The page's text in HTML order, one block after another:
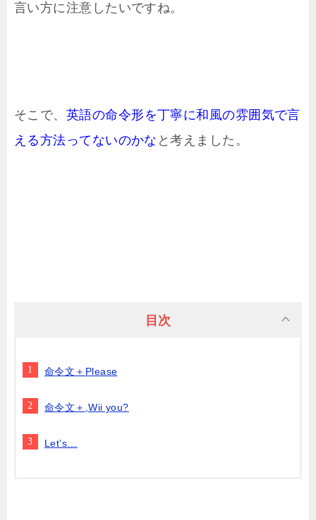
言い方に注意したいですね。
そこで、 英語の命令形を丁寧に和風の雰囲気で言
える方法ってないのかな と考えました。
目次
命令文＋Please
命令文＋,Wii you?
Let’s…